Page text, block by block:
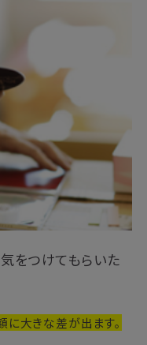
をつけてもらいた
大きな差が出ます。